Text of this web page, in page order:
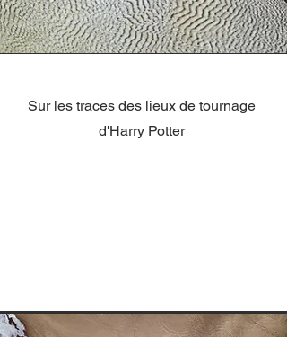
Sur les traces des lieux de tournage
d'Harry Potter